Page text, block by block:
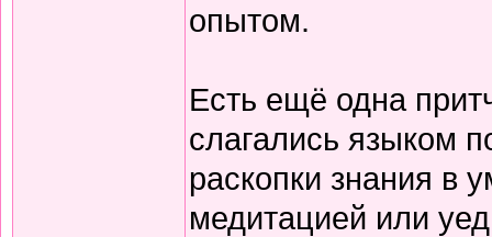
опытом.
Есть ещё одна
слагались языком
раскопки знания в
медитацией или